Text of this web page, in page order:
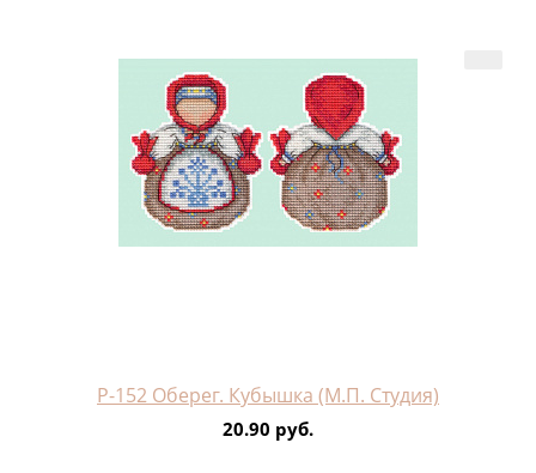
Р-152 Оберег. Кубышка (М.П. Студия)
20.90 руб.